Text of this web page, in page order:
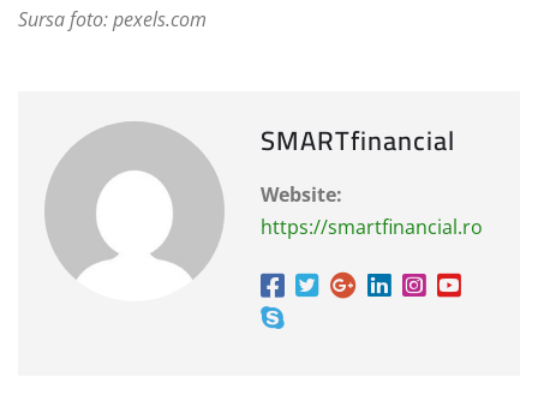
Sursa foto: pexels.com
SMARTfinancial
Website:
https://smartfinancial.ro